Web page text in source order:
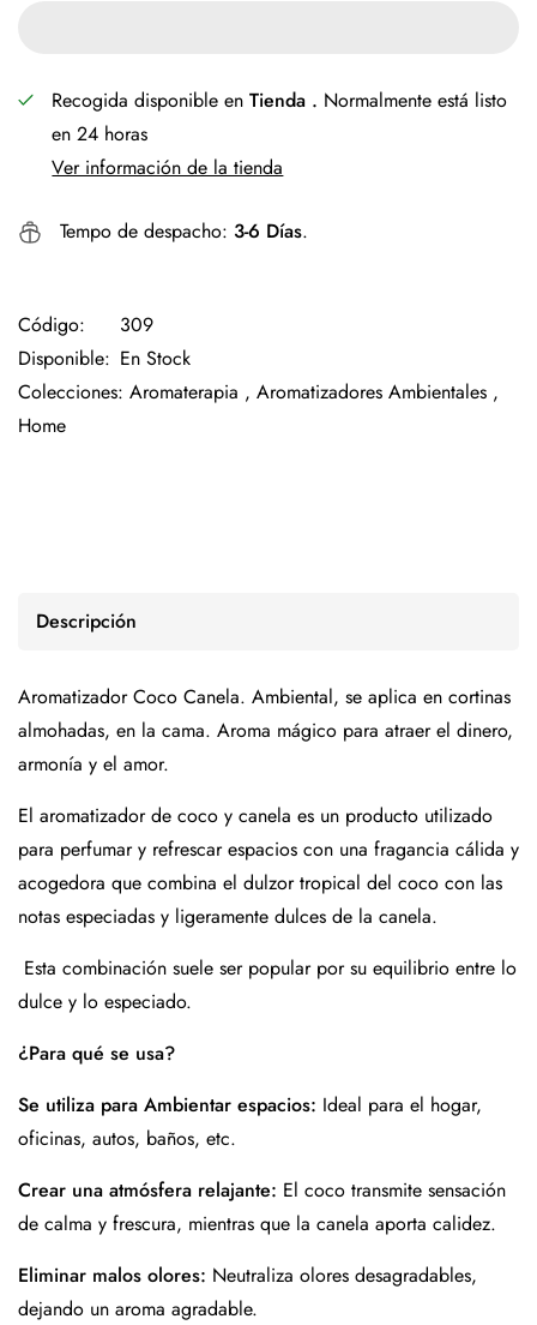
Recogida disponible enTienda . Normalmente está listo
en 24 horas
Ver información de la tienda
Tempo de despacho: 3-6 Días.
Código:
309
Disponible: En Stock
Colecciones: Aromaterapia , Aromatizadores Ambientales ,
Home
Descripción
Aromatizador Coco Canela. Ambiental, se aplica en cortinas
almohadas, en la cama. Aroma mágico para atraer el dinero,
armonía y el amor.
El aromatizador de coco y canela es un producto utilizado
para perfumar y refrescar espacios con una fragancia cálida y
acogedora que combina el dulzor tropical del coco con las
notas especiadas y ligeramente dulces de la canela.
Esta combinación suele ser popular por su equilibrio entre lo
dulce y lo especiado.
¿Para qué se usa?
Se utiliza para Ambientar espacios: Ideal para el hogar,
oficinas, autos, baños, etc.
Crear una atmósfera relajante: El coco transmite sensación
de calma y frescura, mientras que la canela aporta calidez.
Eliminar malos olores: Neutraliza olores desagradables,
dejando un aroma agradable.